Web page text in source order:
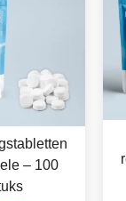
– 100